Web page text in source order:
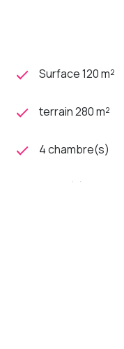
Surface 120 m²
terrain 280 m²
4 chambre(s)
1 salle(s) d'eau